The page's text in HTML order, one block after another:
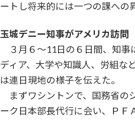
ートし将来的には一つの課への
玉城デニー知事がアメリカ訪問
３月６～11日の６日間、知事
ディア、大学や知識人、労組な
は連日現地の様子を伝えた。
まずワシントンで、国務省の
ーク日本部長代行に会い、ＰＦ